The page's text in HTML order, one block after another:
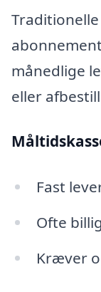
månedlige
eller
Fast
Ofte
Kræver